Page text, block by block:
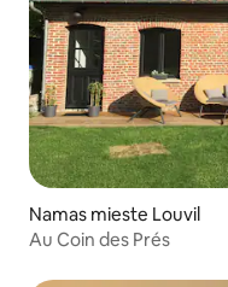
Namas mieste Louvil
Au Coin des Prés